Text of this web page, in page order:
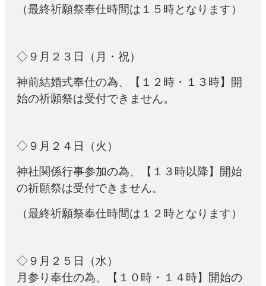
（最終祈願祭奉仕時間は１５時となります）
◇９月２３日（月・祝）
神前結婚式奉仕の為、【１２時・１３時】開
始の祈願祭は受付できません。
◇９月２４日（火）
神社関係行事参加の為、【１３時以降】開始
の祈願祭は受付できません。
（最終祈願祭奉仕時間は１２時となります）
◇９月２５日（水）
月参り奉仕の為、【１０時・１４時】開始の